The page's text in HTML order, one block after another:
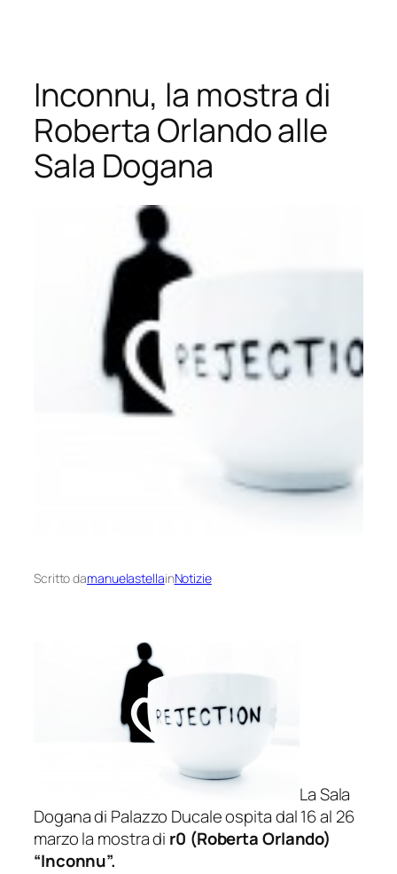
contenuto
Inconnu, la mostra di
Roberta Orlando alle
Sala Dogana
Scritto damanuelastellainNotizie
La Sala
Dogana di Palazzo Ducale ospita dal 16 al 26
marzo la mostra di r0 (Roberta Orlando)
“Inconnu”.